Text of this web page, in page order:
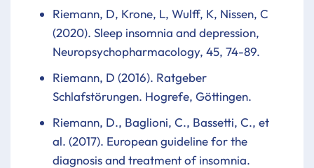
Riemann, D, Krone, L, Wulff, K, Nissen, C
(2020). Sleep insomnia and depression,
Neuropsychopharmacology, 45, 74-89.
Riemann, D (2016). Ratgeber
Schlafstörungen. Hogrefe, Göttingen.
Riemann, D., Baglioni, C., Bassetti, C., et
al. (2017). European guideline for the
diagnosis and treatment of insomnia.